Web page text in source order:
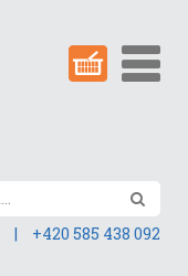
| +420 585 438 092